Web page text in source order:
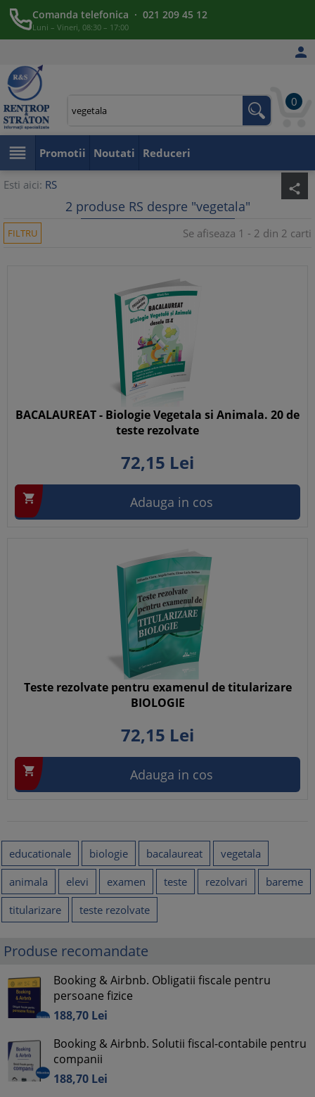
Comanda telefonica · 021 209 45 12
Luni – Vineri, 08:30 – 17:00

0
 Promotii Noutati Reduceri
Esti aici: RS share
2 produse RS despre "vegetala"
FILTRU Se afiseaza 1 - 2 din 2 carti
BACALAUREAT - Biologie Vegetala si Animala. 20 de
teste rezolvate
72,15 Lei
 Adauga in cos
Teste rezolvate pentru examenul de titularizare
BIOLOGIE
72,15 Lei
 Adauga in cos
educationale biologie bacalaureat
vegetala
animala
elevi examen teste rezolvari
bareme
titularizare
teste rezolvate
Produse recomandate
Booking & Airbnb. Obligatii fiscale pentru
persoane fizice
188,70 Lei
Booking & Airbnb. Solutii fiscal-contabile pentru
companii
188,70 Lei